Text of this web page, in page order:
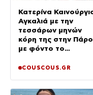
Κατερίνα
Αγκαλιά με την
τεσσάρων μηνών
κόρη της στην Πάρο
με φόντο το
COUSCOUS.GR